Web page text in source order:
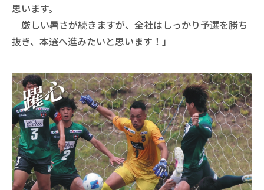
思います。
厳しい暑さが続きますが、全社はしっかり予選を勝ち
抜き、本選へ進みたいと思います！」